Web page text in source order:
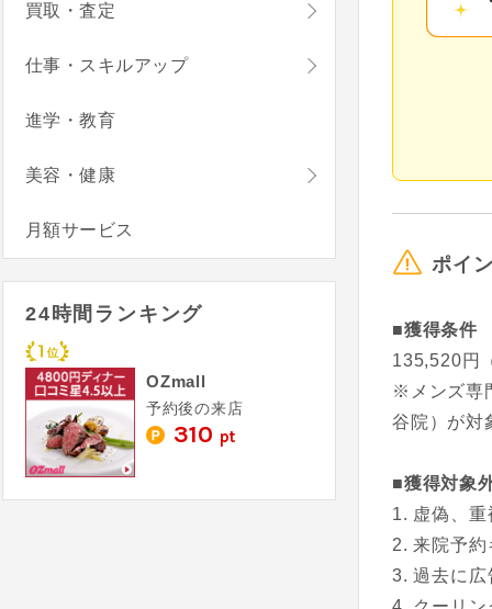
ポイ
■獲得条件
135,520円
※メンズ専
谷院）が対
■獲得対象
虚偽、
来院予約
過去に広
買取・査定
仕事・スキルアップ
進学・教育
美容・健康
月額サービス
24時間ランキング
OZmall
予約後の来店
310 pt